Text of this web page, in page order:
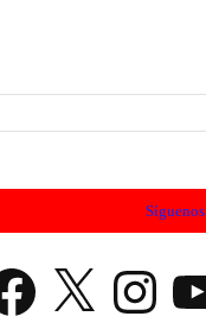
Síguenos
X Instagram